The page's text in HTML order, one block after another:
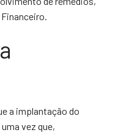
a implantação do
vez que,